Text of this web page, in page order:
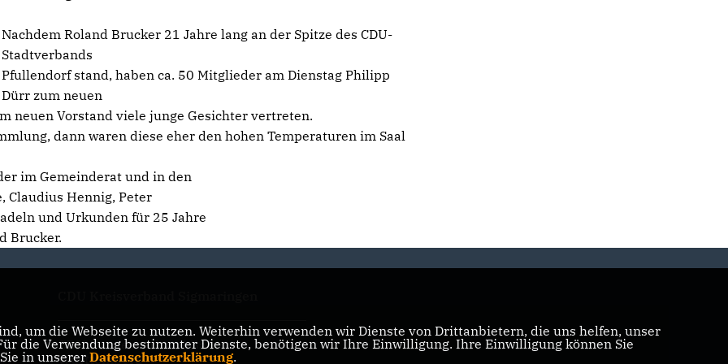
Nachdem Roland Brucker 21 Jahre lang an der Spitze des CDU-
Stadtverbands
Pfullendorf stand, haben ca. 50 Mitglieder am Dienstag Philipp
Dürr zum neuen
neuen Vorstand viele junge Gesichter vertreten.
dann waren diese eher den hohen Temperaturen im Saal
im Gemeinderat und in den
Claudius Hennig, Peter
und Urkunden für 25 Jahre
Brucker.
CDU Landesverband Baden-
Württemberg
um die Webseite zu nutzen. Weiterhin verwenden wir Dienste von Drittanbietern, die uns helfen, unser
die Verwendung bestimmter Dienste, benötigen wir Ihre Einwilligung. Ihre Einwilligung können Sie
in unserer Datenschutzerklärung.